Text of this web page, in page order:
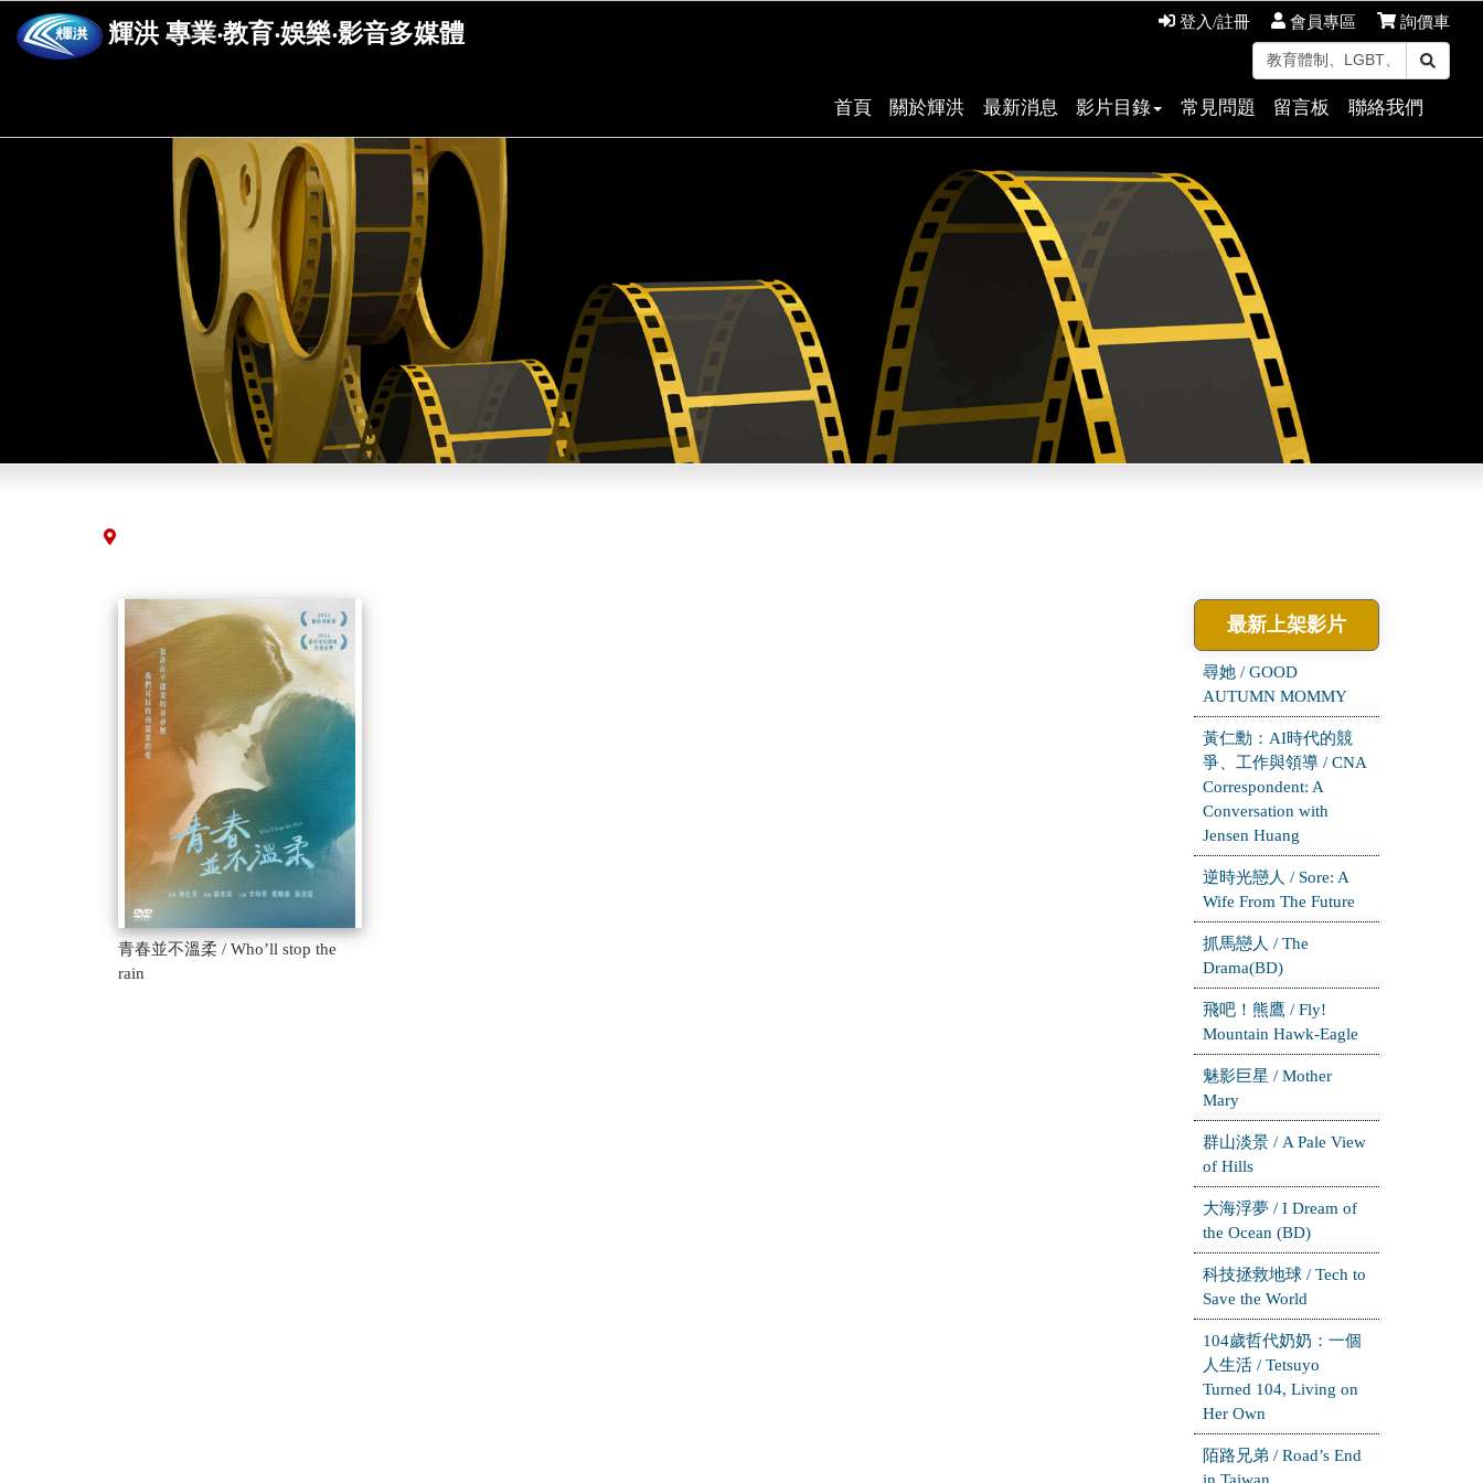
輝洪 專業‧教育‧娛樂‧影音多媒體 登入/註冊 會員專區 詢價車
首頁 關於輝洪 最新消息 影片目錄 常見問題 留言板 聯絡我們
青春並不溫柔 / Who’ll stop the
rain
最新上架影片
尋她 / GOOD
AUTUMN MOMMY
黃仁勳：AI時代的競
爭、工作與領導 / CNA
Correspondent: A
Conversation with
Jensen Huang
逆時光戀人 / Sore: A
Wife From The Future
抓馬戀人 / The
Drama(BD)
飛吧！熊鷹 / Fly!
Mountain Hawk-Eagle
魅影巨星 / Mother
Mary
群山淡景 / A Pale View
of Hills
大海浮夢 / I Dream of
the Ocean (BD)
科技拯救地球 / Tech to
Save the World
104歲哲代奶奶：一個
人生活 / Tetsuyo
Turned 104, Living on
Her Own
陌路兄弟 / Road’s End
in Taiwan